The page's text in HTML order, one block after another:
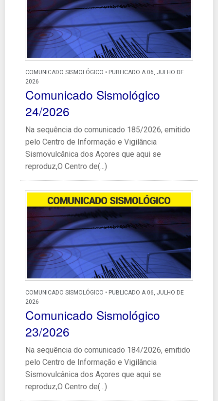
COMUNICADO SISMOLÓGICO • PUBLICADO A 06, JULHO DE
2026
Comunicado Sismológico
24/2026
Na sequência do comunicado 185/2026, emitido
pelo Centro de Informação e Vigilância
Sismovulcânica dos Açores que aqui se
reproduz,O Centro de(...)
COMUNICADO SISMOLÓGICO • PUBLICADO A 06, JULHO DE
2026
Comunicado Sismológico
23/2026
Na sequência do comunicado 184/2026, emitido
pelo Centro de Informação e Vigilância
Sismovulcânica dos Açores que aqui se
reproduz,O Centro de(...)